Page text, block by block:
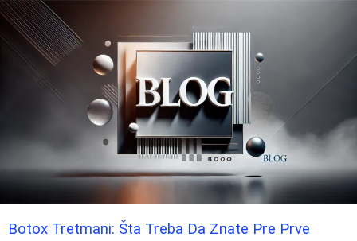
Botox Tretmani: Šta Treba Da Znate Pre Prve